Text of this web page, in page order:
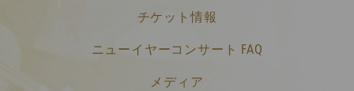
チケット情報
ニューイヤーコンサート FAQ
メディア